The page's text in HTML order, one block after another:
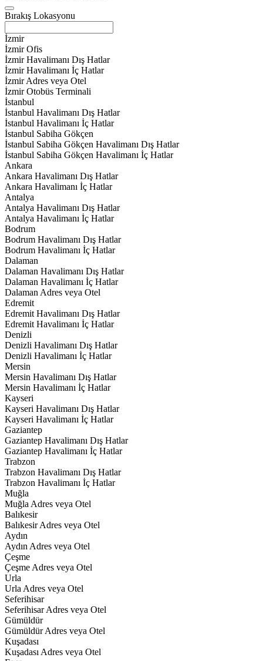
Bırakış Lokasyonu
İzmir
İzmir Ofis
İzmir Havalimanı Dış Hatlar
İzmir Havalimanı İç Hatlar
İzmir Adres veya Otel
İzmir Otobüs Terminali
İstanbul
İstanbul Havalimanı Dış Hatlar
İstanbul Havalimanı İç Hatlar
İstanbul Sabiha Gökçen
İstanbul Sabiha Gökçen Havalimanı Dış Hatlar
İstanbul Sabiha Gökçen Havalimanı İç Hatlar
Ankara
Ankara Havalimanı Dış Hatlar
Ankara Havalimanı İç Hatlar
Antalya
Antalya Havalimanı Dış Hatlar
Antalya Havalimanı İç Hatlar
Bodrum
Bodrum Havalimanı Dış Hatlar
Bodrum Havalimanı İç Hatlar
Dalaman
Dalaman Havalimanı Dış Hatlar
Dalaman Havalimanı İç Hatlar
Dalaman Adres veya Otel
Edremit
Edremit Havalimanı Dış Hatlar
Edremit Havalimanı İç Hatlar
Denizli
Denizli Havalimanı Dış Hatlar
Denizli Havalimanı İç Hatlar
Mersin
Mersin Havalimanı Dış Hatlar
Mersin Havalimanı İç Hatlar
Kayseri
Kayseri Havalimanı Dış Hatlar
Kayseri Havalimanı İç Hatlar
Gaziantep
Gaziantep Havalimanı Dış Hatlar
Gaziantep Havalimanı İç Hatlar
Trabzon
Trabzon Havalimanı Dış Hatlar
Trabzon Havalimanı İç Hatlar
Muğla
Muğla Adres veya Otel
Balıkesir
Balıkesir Adres veya Otel
Aydın
Aydın Adres veya Otel
Çeşme
Çeşme Adres veya Otel
Urla
Urla Adres veya Otel
Seferihisar
Seferihisar Adres veya Otel
Gümüldür
Gümüldür Adres veya Otel
Kuşadası
Kuşadası Adres veya Otel